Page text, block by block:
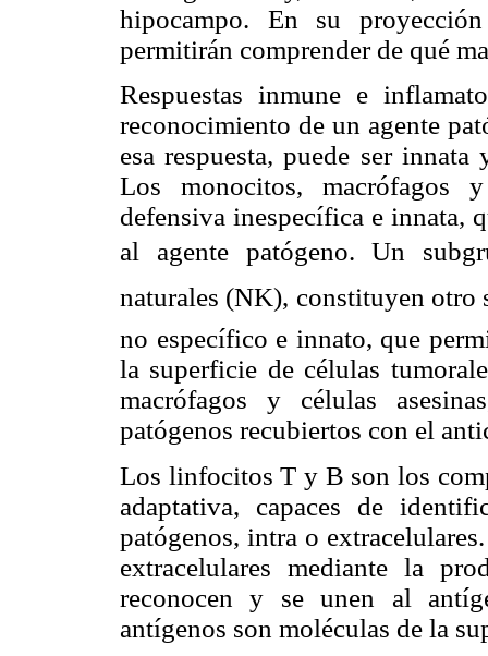
hipocampo. En su
permitirán comprender de qué
Respuestas inmune e
reconocimiento de un agente
esa respuesta, puede ser
Los monocitos, macrófagos
defensiva inespecífica e innata,
al agente patógeno. Un
naturales (NK), constituyen
no específico e innato, que
la superficie de células
macrófagos y células
patógenos recubiertos con el
Los linfocitos T y B son los
adaptativa, capaces de
patógenos, intra o
extracelulares mediante la
reconocen y se unen al
antígenos son moléculas de la